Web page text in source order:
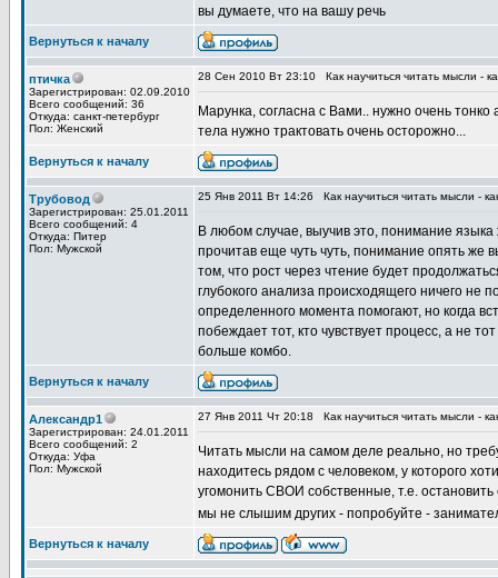
вы думаете, что на вашу речь
Вернуться к началу
птичка
Зарегистрирован: 02.09.2010
Всего сообщений: 36
Откуда: санкт-петербург
Пол: Женский
28 Сен 2010 Вт 23:10 Как научиться читать мысли -
Марунка, согласна с Вами.. нужно очень
тела нужно трактовать очень осторожно...
Вернуться к началу
Трубовод
Зарегистрирован: 25.01.2011
Всего сообщений: 4
Откуда: Питер
Пол: Мужской
25 Янв 2011 Вт 14:26 Как научиться читать мысли -
В любом случае, выучив это, понимание
прочитав еще чуть чуть, понимание опять же
том, что рост через чтение будет
глубокого анализа происходящего ничего не
определенного момента помогают, но когда
побеждает тот, кто чувствует процесс, а не
больше комбо.
Вернуться к началу
Александр1
Зарегистрирован: 24.01.2011
Всего сообщений: 2
Откуда: Уфа
Пол: Мужской
27 Янв 2011 Чт 20:18 Как научиться читать мысли -
Читать мысли на самом деле реально, но
находитесь рядом с человеком, у которого
угомонить СВОИ собственные, т.е.
мы не слышим других - попробуйте -
Вернуться к началу